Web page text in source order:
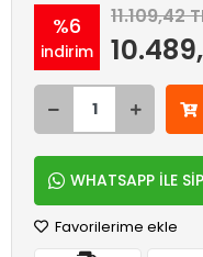
%6
indirim
11.109,42
WHATSAPP İLE
Favorilerime ekle